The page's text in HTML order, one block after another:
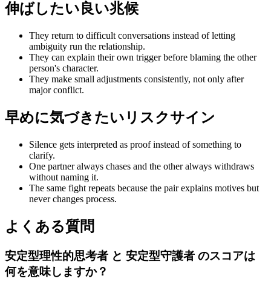
伸ばしたい良い兆候
They return to difficult conversations instead of letting
ambiguity run the relationship.
They can explain their own trigger before blaming the other
person's character.
They make small adjustments consistently, not only after
major conflict.
早めに気づきたいリスクサイン
Silence gets interpreted as proof instead of something to
clarify.
One partner always chases and the other always withdraws
without naming it.
The same fight repeats because the pair explains motives but
never changes process.
よくある質問
安定型理性的思考者 と 安定型守護者 のスコアは
何を意味しますか？